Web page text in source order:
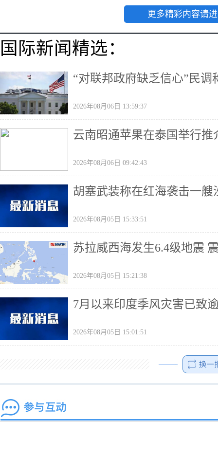
更多精彩内容请
国际新闻精选：
“对联邦政府缺乏信心”民
2026年08月06日 13:59:37
云南昭通苹果在泰国举行推
2026年08月06日 09:42:43
胡塞武装称在红海袭击一艘
2026年08月05日 15:33:51
苏拉威西海发生6.4级地震
2026年08月05日 15:21:38
7月以来印度季风灾害已致
2026年08月05日 15:01:51